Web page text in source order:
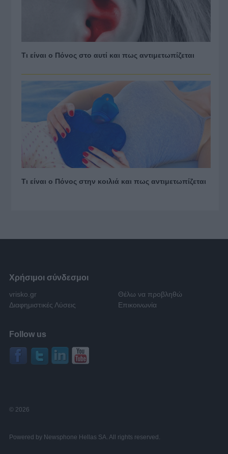
Τι είναι ο Πόνος στο αυτί και πως αντιμετωπίζεται
Τι είναι ο Πόνος στην κοιλιά και πως αντιμετωπίζεται
Χρήσιμοι σύνδεσμοι
vrisko.gr
Θέλω να προβληθώ
Διαφημιστικές Λύσεις
Επικοινωνία
Follow us
© 2026
Powered by Newsphone Hellas SA. All rights reserved.